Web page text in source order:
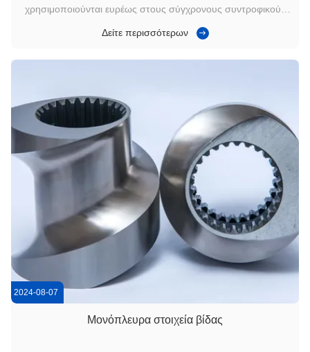
χρησιμοποιούνται ευρέως στους σύγχρονους συντροφικούς
έως 100% των στοιχείων,Με εξαίρεση τα διάφορα μπλοκ
Δείτε περισσότερων
2024-08-07
Μονόπλευρα στοιχεία βίδας